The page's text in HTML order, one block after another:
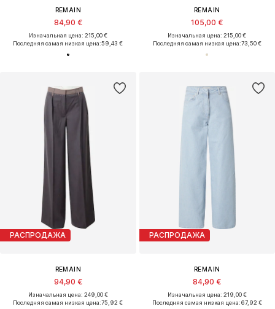
REMAIN
84,90 €
Изначальная цена: 215,00 €
Последняя самая низкая цена:59,43 €
REMAIN
105,00 €
Изначальная цена: 215,00 €
Последняя самая низкая цена:73,50 €
РАСПРОДАЖА
REMAIN
94,90 €
Изначальная цена: 249,00 €
Последняя самая низкая цена:75,92 €
РАСПРОДАЖА
REMAIN
84,90 €
Изначальная цена: 219,00 €
Последняя самая низкая цена:67,92 €